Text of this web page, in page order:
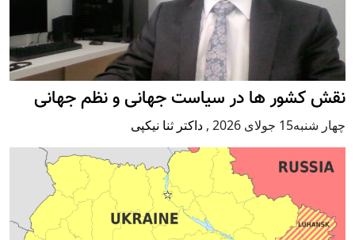
ها در سیاست جهانی و نظم جهانی
2026
, داکتر ثنا نیکپی